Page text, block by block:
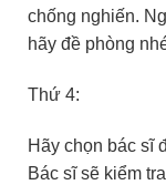
chống nghiến.
hãy đề phòng
Thứ 4:
Hãy chọn bác sĩ
Bác sĩ sẽ kiểm